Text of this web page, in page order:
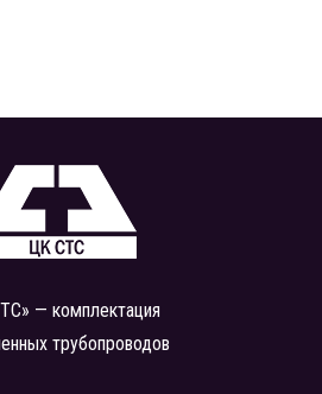
— комплектация
трубопроводов